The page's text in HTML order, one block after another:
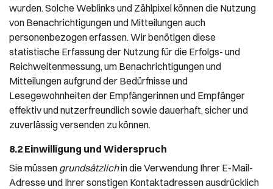
wurden. Solche Weblinks und Zählpixel können die Nutzung
von Benachrichtigungen und Mitteilungen auch
personenbezogen erfassen. Wir benötigen diese
statistische Erfassung der Nutzung für die Erfolgs- und
Reichweitenmessung, um Benachrichtigungen und
Mitteilungen aufgrund der Bedürfnisse und
Lesegewohnheiten der Empfängerinnen und Empfänger
effektiv und nutzerfreundlich sowie dauerhaft, sicher und
zuverlässig versenden zu können.
8.2 Einwilligung und Widerspruch
Sie müssen grundsätzlichin die Verwendung Ihrer E-Mail-
Adresse und Ihrer sonstigen Kontaktadressen ausdrücklich